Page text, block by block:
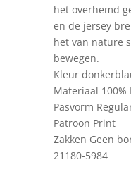
het overhemd
en de jersey
het van nature
bewegen.
Kleur
Materiaal 100%
Pasvorm
Patroon Print
Zakken Geen
21180-5984